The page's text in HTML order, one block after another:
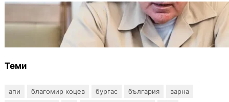
БЪЛГАРИЯ
Ефтимов: Няма преднамерени действия
срещу България, дронът край Кардам е бил
примамка
Теми
апи благомир коцев бургас българия
варна